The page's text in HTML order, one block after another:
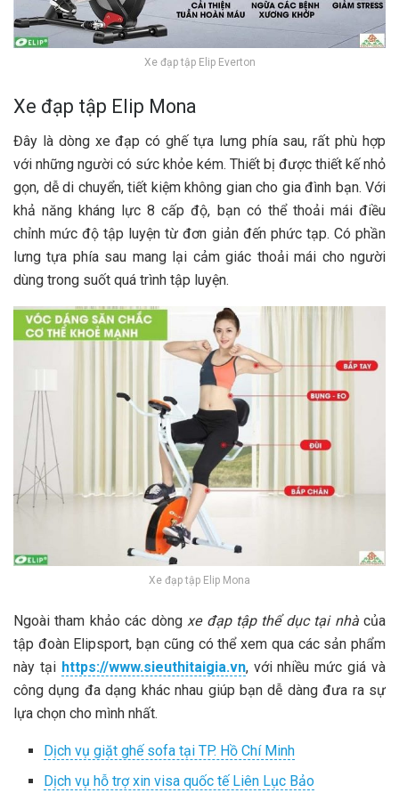
Xe đạp tập Elip Everton
Xe đạp tập Elip Mona
Đây là dòng xe đạp có ghế tựa lưng phía sau, rất phù hợp
với những người có sức khỏe kém. Thiết bị được thiết kế nhỏ
gọn, dễ di chuyển, tiết kiệm không gian cho gia đình bạn. Với
khả năng kháng lực 8 cấp độ, bạn có thể thoải mái điều
chỉnh mức độ tập luyện từ đơn giản đến phức tạp. Có phần
lưng tựa phía sau mang lại cảm giác thoải mái cho người
dùng trong suốt quá trình tập luyện.
Xe đạp tập Elip Mona
Ngoài tham khảo các dòngxe đạp tập thể dục tại nhàcủa
tập đoàn Elipsport, bạn cũng có thể xem qua các sản phẩm
này tại https://www.sieuthitaigia.vn, với nhiều mức giá và
công dụng đa dạng khác nhau giúp bạn dễ dàng đưa ra sự
lựa chọn cho mình nhất.
Dịch vụ giặt ghế sofa tại TP. Hồ Chí Minh
Dịch vụ hỗ trợ xin visa quốc tế Liên Lục Bảo